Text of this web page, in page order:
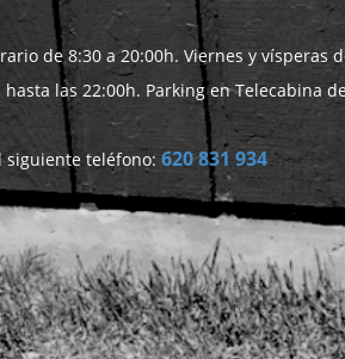
de 8:30 a 20:00h. Viernes y vísperas
las 22:00h. Parking en Telecabina
siguiente teléfono: 620 831 934